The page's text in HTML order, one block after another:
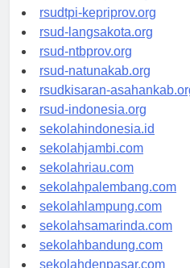
rsud-sulbarprov.org
rsudtpi-kepriprov.org
rsud-langsakota.org
rsud-ntbprov.org
rsud-natunakab.org
rsudkisaran-asahankab.org
rsud-indonesia.org
sekolahindonesia.id
sekolahjambi.com
sekolahriau.com
sekolahpalembang.com
sekolahlampung.com
sekolahsamarinda.com
sekolahbandung.com